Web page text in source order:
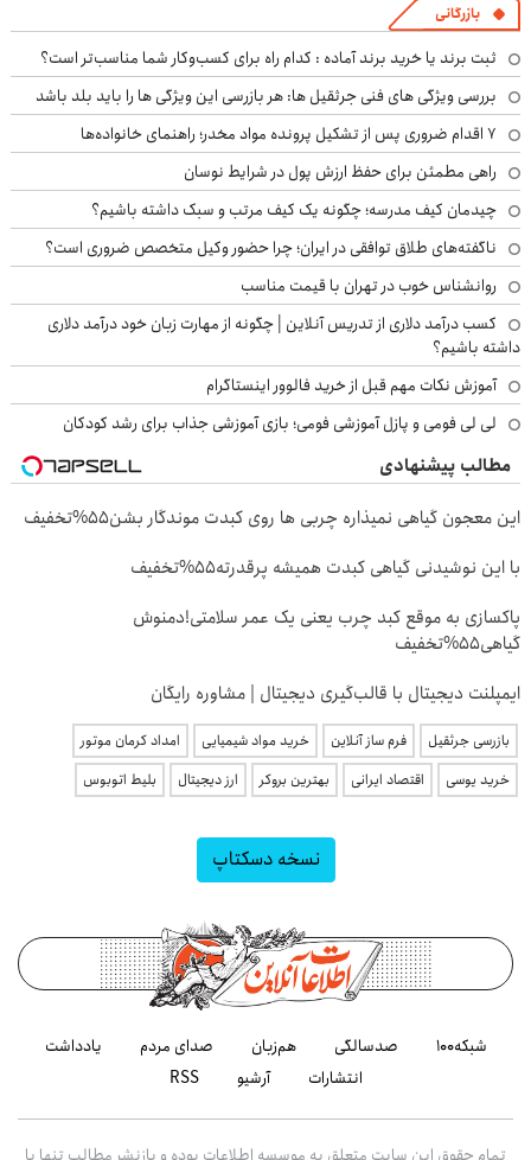
بازرگانی
ثبت برند یا خرید برند آماده : کدام راه برای کسب‌وکار شما مناسب‌تر است؟
بررسی ویژگی های فنی جرثقیل ها: هر بازرسی این ویژگی ها را باید بلد باشد
۷ اقدام ضروری پس از تشکیل پرونده مواد مخدر؛ راهنمای خانواده‌ها
راهی مطمئن برای حفظ ارزش پول در شرایط نوسان
چیدمان کیف مدرسه؛ چگونه یک کیف مرتب و سبک داشته باشیم؟
ناگفته‌های طلاق توافقی در ایران؛ چرا حضور وکیل متخصص ضروری است؟
روانشناس خوب در تهران با قیمت مناسب
کسب درآمد دلاری از تدریس آنلاین | چگونه از مهارت زبان خود درآمد دلاری
داشته باشیم؟
آموزش نکات مهم قبل از خرید فالوور اینستاگرام
لی لی فومی و پازل آموزشی فومی؛ بازی آموزشی جذاب برای رشد کودکان
مطالب پیشنهادی
این معجون گیاهی نمیذاره چربی ها روی کبدت موندگار بشن55%تخفیف
با این نوشیدنی گیاهی کبدت همیشه پرقدرته55%تخفیف
پاکسازی به موقع کبد چرب یعنی یک عمر سلامتی!دمنوش
گیاهی55%تخفیف
ایمپلنت دیجیتال با قالب‌گیری دیجیتال | مشاوره رایگان
بازرسی جرثقیل فرم ساز آنلاین خرید مواد شیمیایی
امداد کرمان موتور
خرید یوسی
اقتصاد ایرانی بهترین بروکر ارز دیجیتال بلیط اتوبوس
نسخه دسکتاپ
شبکه۱۰۰ صدسالگی هم‌زبان صدای مردم
یادداشت
انتشارات
آرشیو RSS